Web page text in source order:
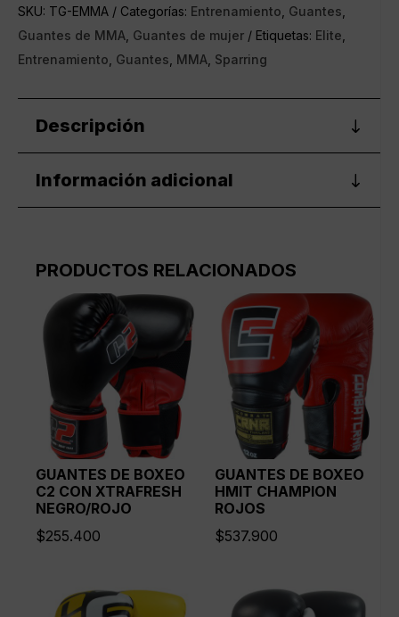
MMA
Elite
SKU: TG-EMMA Categorías: Entrenamiento Guantes
Guantes de MMA Guantes de mujer Etiquetas: Elite
Entrenamiento Guantes MMA Sparring
Descripción
Información adicional
PRODUCTOS RELACIONADOS
GUANTES DE BOXEO
C2 CON XTRAFRESH
NEGRO/ROJO
$255.400
GUANTES DE BOXEO
HMIT CHAMPION
ROJOS
$537.900